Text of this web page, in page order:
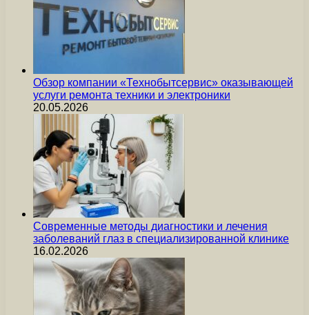
Обзор компании «Технобытсервис» оказывающей
услуги ремонта техники и электроники
20.05.2026
Современные методы диагностики и лечения
заболеваний глаз в специализированной клинике
16.02.2026